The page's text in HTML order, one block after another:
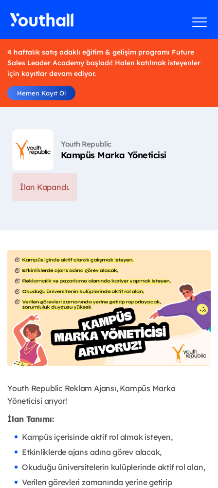
4 haftalık satış odaklı eğitim & gelişim programı Future
Sales Leader Academy başladı! Halen katılmak isteyenler
için kayıtlar devam ediyor.
Hemen Kayıt Ol
Youth Republic
Kampüs Marka Yöneticisi
İlan Kapandı.
Youth Republic Reklam Ajansı, Kampüs Marka
Yöneticisi arıyor!
İlan Tanımı:
Kampüs içerisinde aktif rol almak isteyen,
Etkinliklerde ajans adına görev alacak,
Okuduğu üniversitelerin kulüplerinde aktif rol alan,
Verilen görevleri zamanında yerine getirip